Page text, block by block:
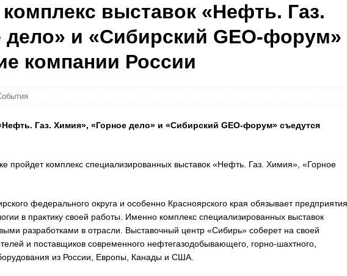
выставок «Нефть. Газ.
и «Сибирский GEO-форум»
компании России
Газ. Химия», «Горное дело» и «Сибирский GEO-форум» съедутся
пройдет комплекс специализированных выставок «Нефть. Газ. Химия», «Горное
федерального округа и особенно Красноярского края обязывает предприятия
в практику своей работы. Именно комплекс специализированных выставок
разработками в отрасли. Выставочный центр «Сибирь» соберет на своей
и поставщиков современного нефтегазодобывающего, горно-шахтного,
из России, Европы, Канады и США.